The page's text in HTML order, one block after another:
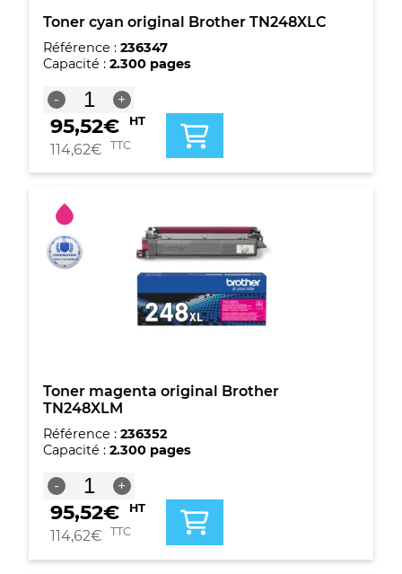
Toner cyan original Brother TN248XLC
Référence : 236347
Capacité : 2.300 pages
-
quantité
de
Toner
cyan
original
Brother
+
95,52€ HT
114,62€ TTC
Toner magenta original Brother
TN248XLM
Référence : 236352
Capacité : 2.300 pages
-
quantité
de
Toner
magenta
Brother
+
95,52€ HT
114,62€ TTC